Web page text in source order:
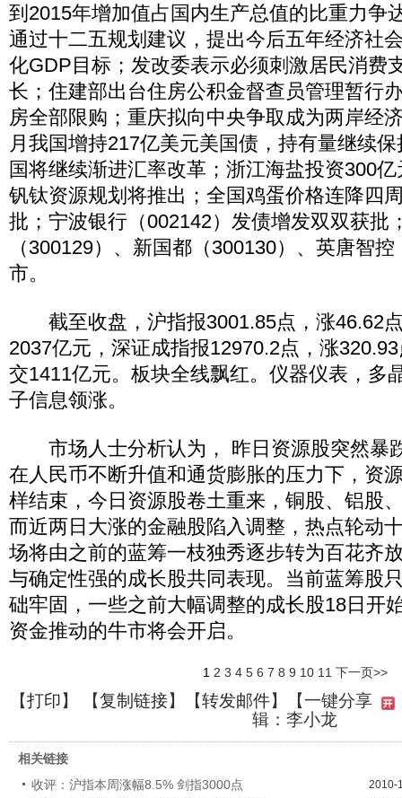
到2015年增加值占国内生产总值的比重力争
通过十二五规划建议，提出今后五年经济社
化GDP目标；发改委表示必须刺激居民消费
长；住建部出台住房公积金督查员管理暂行
房全部限购；重庆拟向中央争取成为两岸经
月我国增持217亿美元美国债，持有量继续
国将继续渐进汇率改革；浙江海盐投资300
钒钛资源规划将推出；全国鸡蛋价格连降四
批；宁波银行（002142）发债增发双双获批
（300129）、新国都（300130）、英唐智
市。
截至收盘，沪指报3001.85点，涨46.62
2037亿元，深证成指报12970.2点，涨
交1411亿元。板块全线飘红。仪器仪表，多
子信息领涨。
市场人士分析认为， 昨日资源股突然暴
在人民币不断升值和通货膨胀的压力下，资
样结束，今日资源股卷土重来，铜股、铝股
而近两日大涨的金融股陷入调整，热点轮动
场将由之前的蓝筹一枝独秀逐步转为百花齐
与确定性强的成长股共同表现。当前蓝筹股
础牢固，一些之前大幅调整的成长股18日开
资金推动的牛市将会开启。
1 2 3 4 5 6 7 8 9 10 11 下一页>>
【打印】 【复制链接】【转发邮件】
【一键分享
辑：李小龙
相关链接
收评：沪指本周涨幅8.5% 剑指3000点
2010-